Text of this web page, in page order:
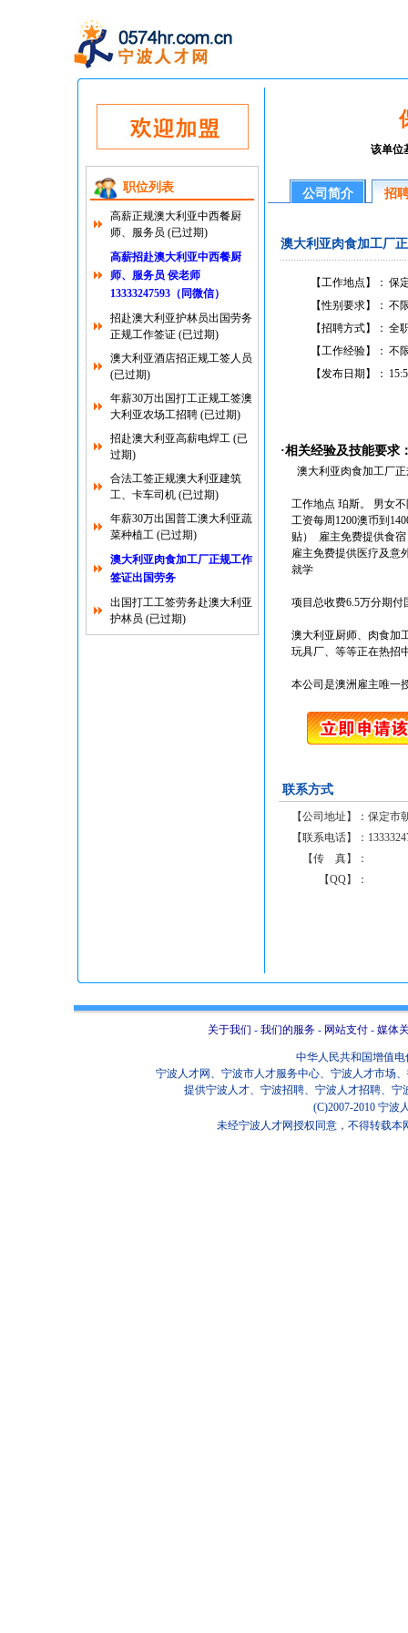
职位列表
高薪正规澳大利亚中西餐厨
师、服务员 (已过期)
高薪招赴澳大利亚中西餐厨
师、服务员 侯老师
13333247593（同微信）
招赴澳大利亚护林员出国劳务
正规工作签证 (已过期)
澳大利亚酒店招正规工签人员
(已过期)
年薪30万出国打工正规工签澳
大利亚农场工招聘 (已过期)
招赴澳大利亚高薪电焊工 (已
过期)
合法工签正规澳大利亚建筑
工、卡车司机 (已过期)
年薪30万出国普工澳大利亚蔬
菜种植工 (已过期)
澳大利亚肉食加工厂正规工作
签证出国劳务
出国打工工签劳务赴澳大利亚
护林员 (已过期)
该单位
公司简介 招
澳大利亚肉食加工厂
【工作地点】： 保
【性别要求】： 不
【招聘方式】： 全
【工作经验】： 不
【发布日期】：
·相关经验及技能要求
澳大利亚肉食加工厂
工作地点 珀斯。 男女
工资每周1200澳币到
贴） 雇主免费提供食宿
雇主免费提供医疗及意
就学
项目总收费6.5万分期付
澳大利亚厨师、肉食加
玩具厂、等等正在热招
本公司是澳洲雇主唯一
联系方式
【公司地址】： 保定市
【联系电话】：
【传 真】：
【QQ】：
关于我们 - 我们的服务 - 网站支付 - 媒体
中华人民共和国增值电
宁波人才网、宁波市人才服务中心、宁波人才市场
提供宁波人才、宁波招聘、宁波人才招聘、
(C)2007-2010 宁波
未经宁波人才网授权同意，不得转载本